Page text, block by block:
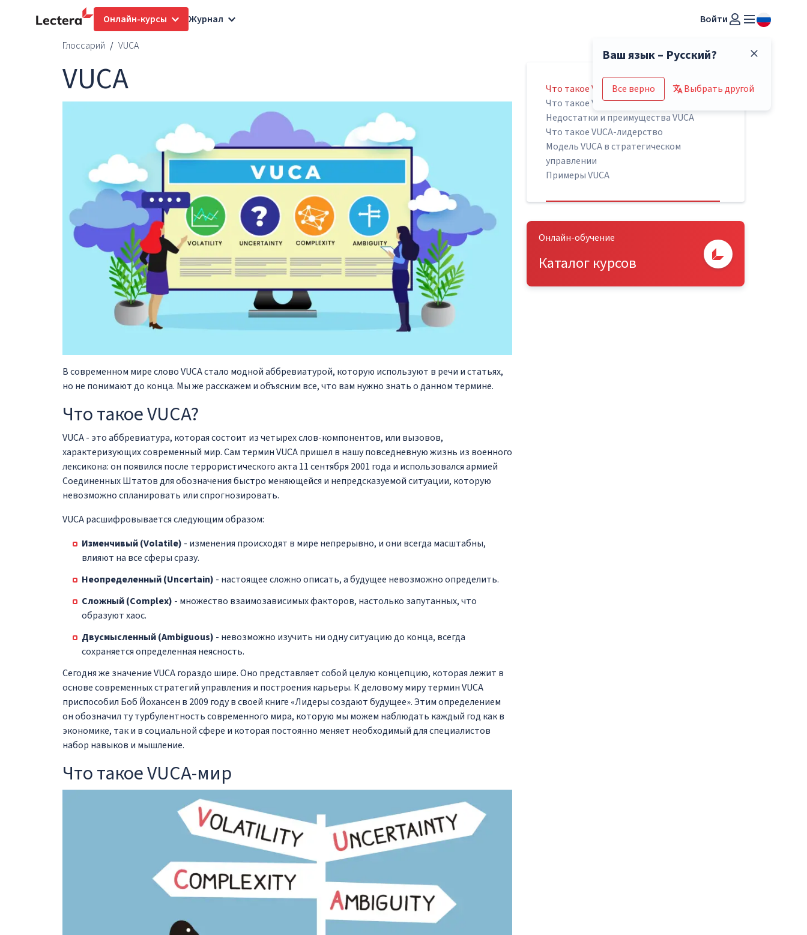
Онлайн-курсы Журнал Войти
Ваш язык – Русский?
Все верно Выбрать другой
Глоссарий VUCA
VUCA
В современном мире слово VUCA стало модной аббревиатурой, которую используют в речи и статьях,
но не понимают до конца. Мы же расскажем и объясним все, что вам нужно знать о данном термине.
Что такое VUCA?
VUCA - это аббревиатура, которая состоит из четырех слов-компонентов, или вызовов,
характеризующих современный мир. Сам термин VUCA пришел в нашу повседневную жизнь из военного
лексикона: он появился после террористического акта 11 сентября 2001 года и использовался армией
Соединенных Штатов для обозначения быстро меняющейся и непредсказуемой ситуации, которую
невозможно спланировать или спрогнозировать.
VUCA расшифровывается следующим образом:
Изменчивый (Volatile) - изменения происходят в мире непрерывно, и они всегда масштабны,
влияют на все сферы сразу.
Неопределенный (Uncertain) - настоящее сложно описать, а будущее невозможно определить.
Сложный (Complex) - множество взаимозависимых факторов, настолько запутанных, что
образуют хаос.
Двусмысленный (Ambiguous) - невозможно изучить ни одну ситуацию до конца, всегда
сохраняется определенная неясность.
Сегодня же значение VUCA гораздо шире. Оно представляет собой целую концепцию, которая лежит в
основе современных стратегий управления и построения карьеры. К деловому миру термин VUCA
приспособил Боб Йохансен в 2009 году в своей книге «Лидеры создают будущее». Этим определением
он обозначил ту турбулентность современного мира, которую мы можем наблюдать каждый год как в
экономике, так и в социальной сфере и которая постоянно меняет необходимый для специалистов
набор навыков и мышление.
Что такое VUCA-мир
Что такое VUCA?
Что такое VUCA-мир
Недостатки и преимущества VUCA
Что такое VUCA-лидерство
Модель VUCA в стратегическом
управлении
Примеры VUCA
Онлайн-обучение
Каталог курсов